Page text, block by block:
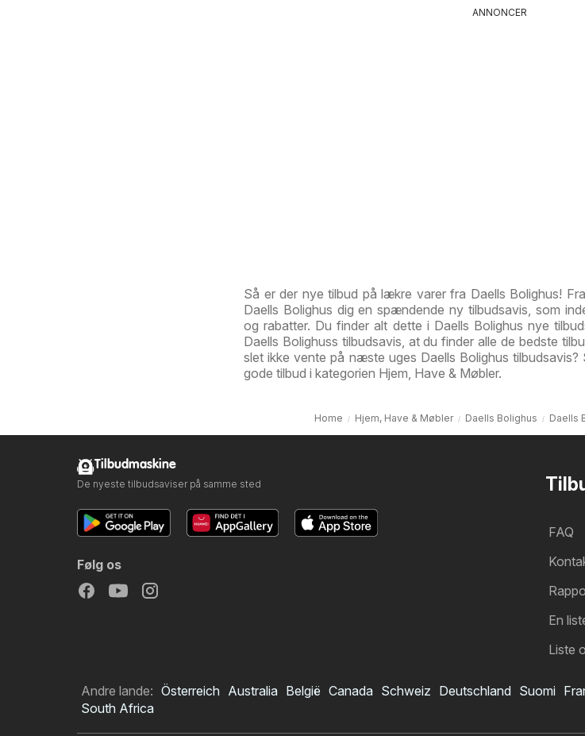
ANNONCER
Så er der nye tilbud på lækre varer fra Daells Bolighus!
Daells Bolighus dig en spændende ny tilbudsavis, som
og rabatter. Du finder alt dette i Daells Bolighus nye
Daells Bolighuss tilbudsavis, at du finder alle de bedste
slet ikke vente på næste uges Daells Bolighus tilbudsavis?
gode tilbud i kategorien Hjem, Have & Møbler.
Home Hjem, Have & Møbler Daells Bolighus Daells
FAQ
En
Liste
Tilbudmaskine
De nyeste tilbudsaviser på samme sted
Følg os
Andre lande: Österreich Australia België Canada Schweiz Deutschland Suomi
South Africa